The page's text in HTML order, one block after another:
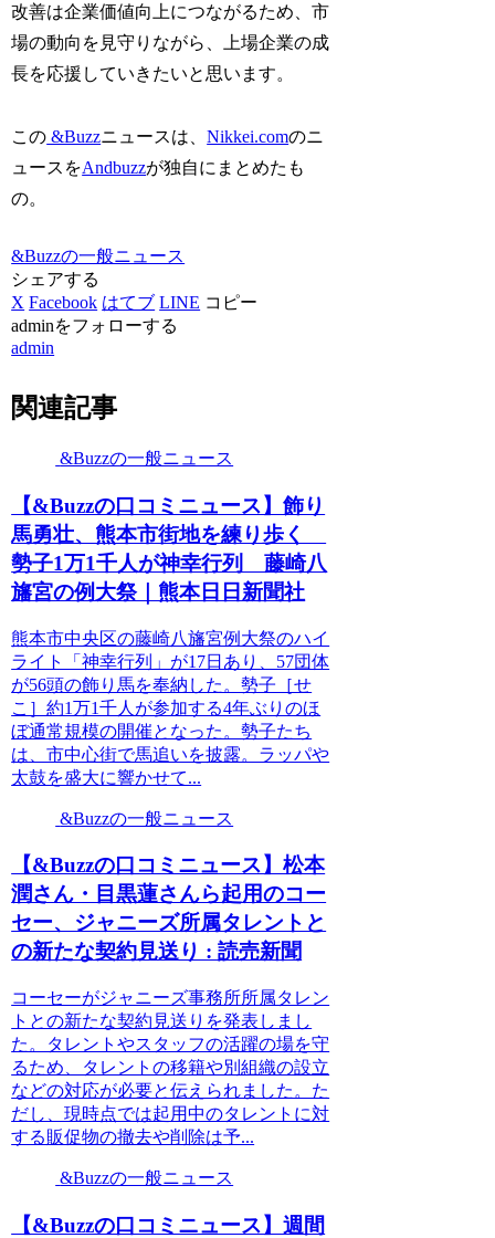
改善は企業価値向上につながるため、市
場の動向を見守りながら、上場企業の成
長を応援していきたいと思います。
この &Buzzニュースは、Nikkei.comのニ
ュースをAndbuzzが独自にまとめたも
の。
&Buzzの一般ニュース
シェアする
X Facebook はてブ LINE コピー
adminをフォローする
admin
関連記事
&Buzzの一般ニュース
【&Buzzの口コミニュース】飾り
馬勇壮、熊本市街地を練り歩く
勢子1万1千人が神幸行列 藤崎八
旛宮の例大祭｜熊本日日新聞社
熊本市中央区の藤崎八旛宮例大祭のハイ
ライト「神幸行列」が17日あり、57団体
が56頭の飾り馬を奉納した。勢子［せ
こ］約1万1千人が参加する4年ぶりのほ
ぼ通常規模の開催となった。勢子たち
は、市中心街で馬追いを披露。ラッパや
太鼓を盛大に響かせて...
&Buzzの一般ニュース
【&Buzzの口コミニュース】松本
潤さん・目黒蓮さんら起用のコー
セー、ジャニーズ所属タレントと
の新たな契約見送り : 読売新聞
コーセーがジャニーズ事務所所属タレン
トとの新たな契約見送りを発表しまし
た。タレントやスタッフの活躍の場を守
るため、タレントの移籍や別組織の設立
などの対応が必要と伝えられました。た
だし、現時点では起用中のタレントに対
する販促物の撤去や削除は予...
&Buzzの一般ニュース
【&Buzzの口コミニュース】週間